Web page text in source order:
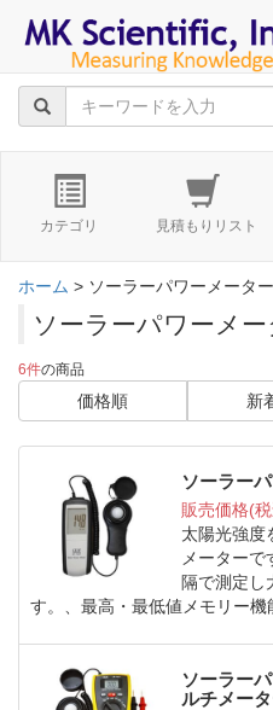
カテゴリ 見積もりリスト
ホーム > ソーラーパワーメーター
ソーラーパワーメー
6件の商品
価格順 新
ソーラー
販売価格(税
太陽光強度
メーター
隔で測定し
す。、最高・最低値メモリー機
ソーラー
ルチメー